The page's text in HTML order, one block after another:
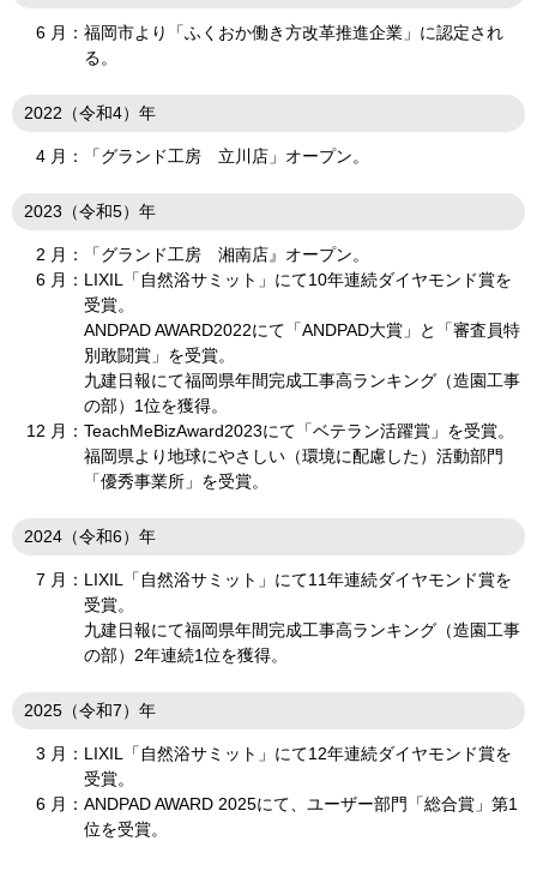
6 月： 福岡市より「ふくおか働き方改革推進企業」に認定され
る。
2022（令和4）年
4 月： 「グランド工房 立川店」オープン。
2023（令和5）年
2 月：
「グランド工房 湘南店』オープン。
6 月： LIXIL「自然浴サミット」にて10年連続ダイヤモンド賞を
受賞。
ANDPAD AWARD2022にて「ANDPAD大賞」と「審査員特
別敢闘賞」を受賞。
九建日報にて福岡県年間完成工事高ランキング（造園工事
の部）1位を獲得。
12 月： TeachMeBizAward2023にて「ベテラン活躍賞」を受賞。
福岡県より地球にやさしい（環境に配慮した）活動部門
「優秀事業所」を受賞。
2024（令和6）年
7 月： LIXIL「自然浴サミット」にて11年連続ダイヤモンド賞を
受賞。
九建日報にて福岡県年間完成工事高ランキング（造園工事
の部）2年連続1位を獲得。
2025（令和7）年
3 月： LIXIL「自然浴サミット」にて12年連続ダイヤモンド賞を
受賞。
6 月： ANDPAD AWARD 2025にて、ユーザー部門「総合賞」第1
位を受賞。